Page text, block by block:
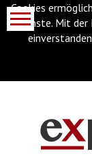
Cookies
Dienste. Mit der